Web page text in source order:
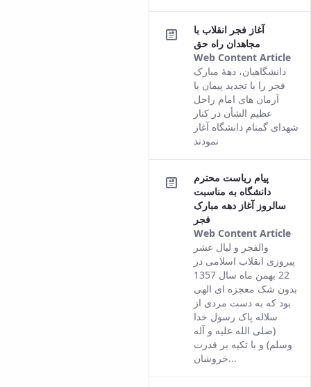
آغاز فجر انقلاب با
مجاهدان راه حق
Web Content Article
the
دانشگاهیان، دهۀ مبارک
فجر را با تجدید پیمان با
آرمان های امام راحل
عظیم الشأن در کنار
شهدای گمنام دانشگاه آغاز
نمودند
پیام ریاست محترم
دانشگاه به مناسبت
سالروز آغاز دهه مبارک
فجر
Web Content Article
والفجر و لیال‌ عشر
پیروزی انقلاب اسلامی در
22 بهمن ماه سال 1357
بدون شک معجزه ای الهی
بود که به دست مردی از
سلاله پاک رسول خدا
(صلی الله علیه و آله
وسلم) و با تکیه بر قدرت
خروشان...